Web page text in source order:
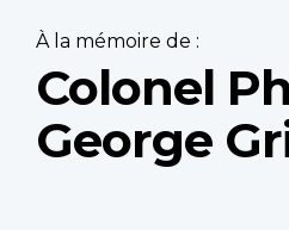
À la mémoire de :
Colonel
George